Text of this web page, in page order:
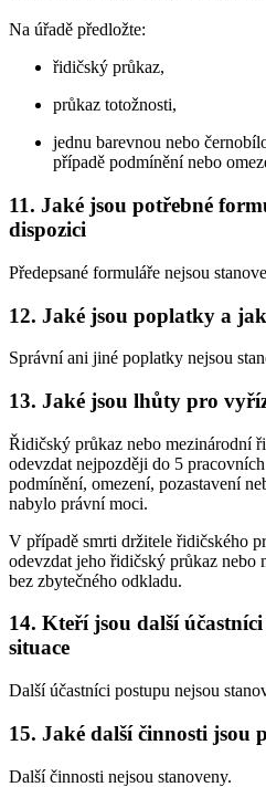
Na úřadě předložte:
řidičský průkaz,
průkaz totožnosti,
jednu barevnou nebo
případě podmínění nebo
11. Jaké jsou potřebné
dispozici
Předepsané formuláře nejsou
12. Jaké jsou poplatky a
Správní ani jiné poplatky nejsou
13. Jaké jsou lhůty pro
Řidičský průkaz nebo mezinárodní
odevzdat nejpozději do 5
podmínění, omezení, pozastavení
nabylo právní moci.
V případě smrti držitele řidičského
odevzdat jeho řidičský průkaz nebo
bez zbytečného odkladu.
14. Kteří jsou další
situace
Další účastníci postupu nejsou
15. Jaké další činnosti jsou
Další činnosti nejsou stanoveny.